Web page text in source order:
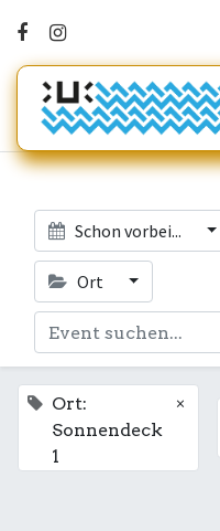
Schon vorbei...
Ort
Ort:
Sonnendeck
1
×